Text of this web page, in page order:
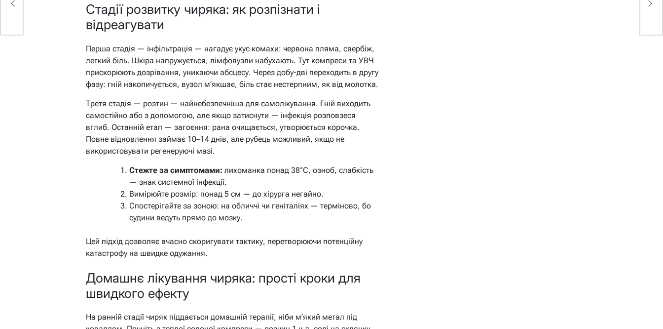
Стадії розвитку чиряка: як розпізнати і
відреагувати
Перша стадія — інфільтрація — нагадує укус комахи: червона пляма, свербіж,
легкий біль. Шкіра напружується, лімфовузли набухають. Тут компреси та УВЧ
прискорюють дозрівання, уникаючи абсцесу. Через добу-дві переходить в другу
фазу: гній накопичується, вузол м’якшає, біль стає нестерпним, як від молотка.
Третя стадія — розтин — найнебезпечніша для самолікування. Гній виходить
самостійно або з допомогою, але якщо затиснути — інфекція розповзеся
вглиб. Останній етап — загоєння: рана очищається, утворюється корочка.
Повне відновлення займає 10–14 днів, але рубець можливий, якщо не
використовувати регенеруючі мазі.
Стежте за симптомами: лихоманка понад 38°C, озноб, слабкість
— знак системної інфекції.
Вимірюйте розмір: понад 5 см — до хірурга негайно.
Спостерігайте за зоною: на обличчі чи геніталіях — терміново, бо
судини ведуть прямо до мозку.
Цей підхід дозволяє вчасно скоригувати тактику, перетворюючи потенційну
катастрофу на швидке одужання.
Домашнє лікування чиряка: прості кроки для
швидкого ефекту
На ранній стадії чиряк піддається домашній терапії, ніби м’який метал під